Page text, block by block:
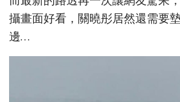
攝畫面好看，關曉彤居然還需要
邊…